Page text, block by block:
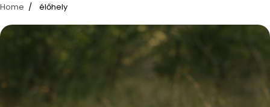
Home élőhely